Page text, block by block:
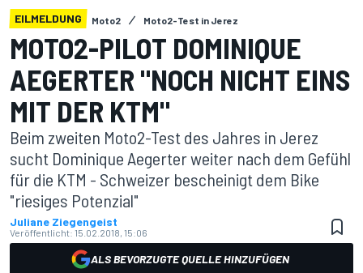
EILMELDUNG Moto2 Moto2-Test in Jerez
MOTO2-PILOT DOMINIQUE
AEGERTER "NOCH NICHT EINS
MIT DER KTM"
Beim zweiten Moto2-Test des Jahres in Jerez
sucht Dominique Aegerter weiter nach dem Gefühl
für die KTM - Schweizer bescheinigt dem Bike
"riesiges Potenzial"
Juliane Ziegengeist
Veröffentlicht: 15.02.2018, 15:06
ALS BEVORZUGTE QUELLE HINZUFÜGEN